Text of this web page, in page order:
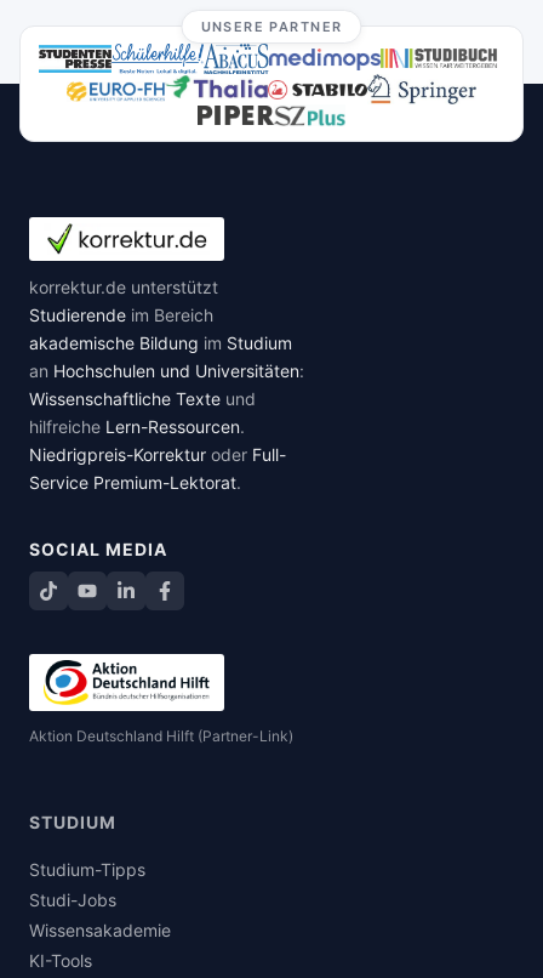
UNSERE PARTNER
korrektur.de unterstützt
Studierende im Bereich
akademische Bildung im Studium
an Hochschulen und Universitäten:
Wissenschaftliche Texte und
hilfreiche Lern-Ressourcen.
Niedrigpreis-Korrektur oder Full-
Service Premium-Lektorat.
SOCIAL MEDIA
TikTokYouTube
LinkedInFacebook teilen
Aktion Deutschland Hilft (Partner-Link)
STUDIUM
Studium-Tipps
Studi-Jobs
Wissensakademie
KI-Tools